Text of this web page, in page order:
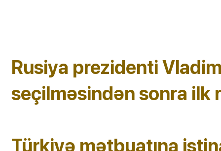
Rusiya prezidenti
seçilməsindən sonra ilk
Türkiyə mətbuatına